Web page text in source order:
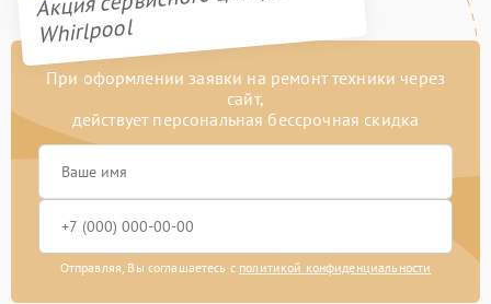
Whirlpool
При оформлении заявки на ремонт техники через
сайт,
действует персональная бессрочная скидка
Отправляя, Вы соглашаетесь с политикой конфиденциальности